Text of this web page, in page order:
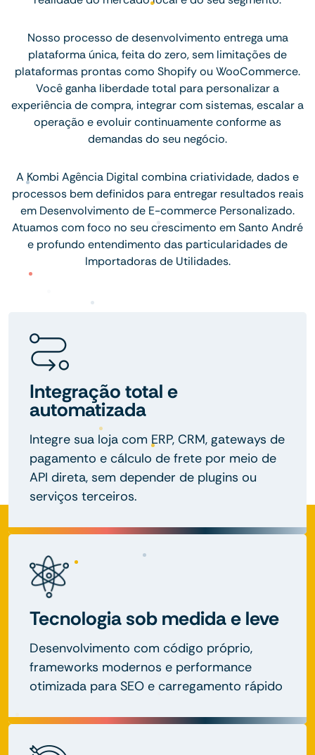
Nosso processo de desenvolvimento entrega uma
plataforma única, feita do zero, sem limitações de
plataformas prontas como Shopify ou WooCommerce.
Você ganha liberdade total para personalizar a
experiência de compra, integrar com sistemas, escalar a
operação e evoluir continuamente conforme as
demandas do seu negócio.
A Kombi Agência Digital combina criatividade, dados e
processos bem definidos para entregar resultados reais
em Desenvolvimento de E-commerce Personalizado.
Atuamos com foco no seu crescimento em Santo André
e profundo entendimento das particularidades de
Importadoras de Utilidades.
Integração total e
automatizada
Integre sua loja com ERP, CRM, gateways de
pagamento e cálculo de frete por meio de
API direta, sem depender de plugins ou
serviços terceiros.
Tecnologia sob medida e leve
Desenvolvimento com código próprio,
frameworks modernos e performance
otimizada para SEO e carregamento rápido